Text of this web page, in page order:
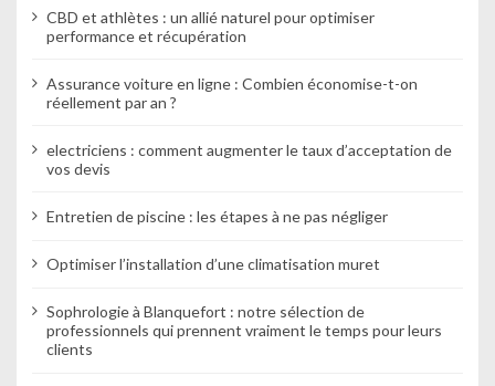
i
e
CBD et athlètes : un allié naturel pour optimiser
performance et récupération
Assurance voiture en ligne : Combien économise-t-on
réellement par an ?
electriciens : comment augmenter le taux d’acceptation de
vos devis
Entretien de piscine : les étapes à ne pas négliger
Optimiser l’installation d’une climatisation muret
Sophrologie à Blanquefort : notre sélection de
professionnels qui prennent vraiment le temps pour leurs
clients